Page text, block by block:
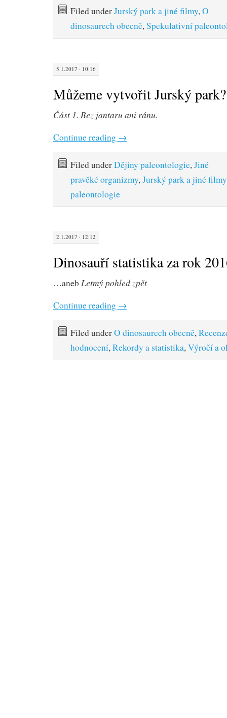
Filed underJurský park a jiné filmy,O
dinosaurech obecně,Spekulativní
5.1.2017 · 10:16
Můžeme vytvořit Jurský park?
Část 1. Bez jantaru ani ránu.
Continue reading →
Filed underDějiny paleontologie, Jiné
pravěké organizmy, Jurský park a jiné filmy
paleontologie
2.1.2017 · 12:12
Dinosauří statistika za rok
…aneb Letmý pohled zpět
Continue reading →
Filed underO dinosaurech obecně,
hodnocení,Rekordy a statistika,Výročí a